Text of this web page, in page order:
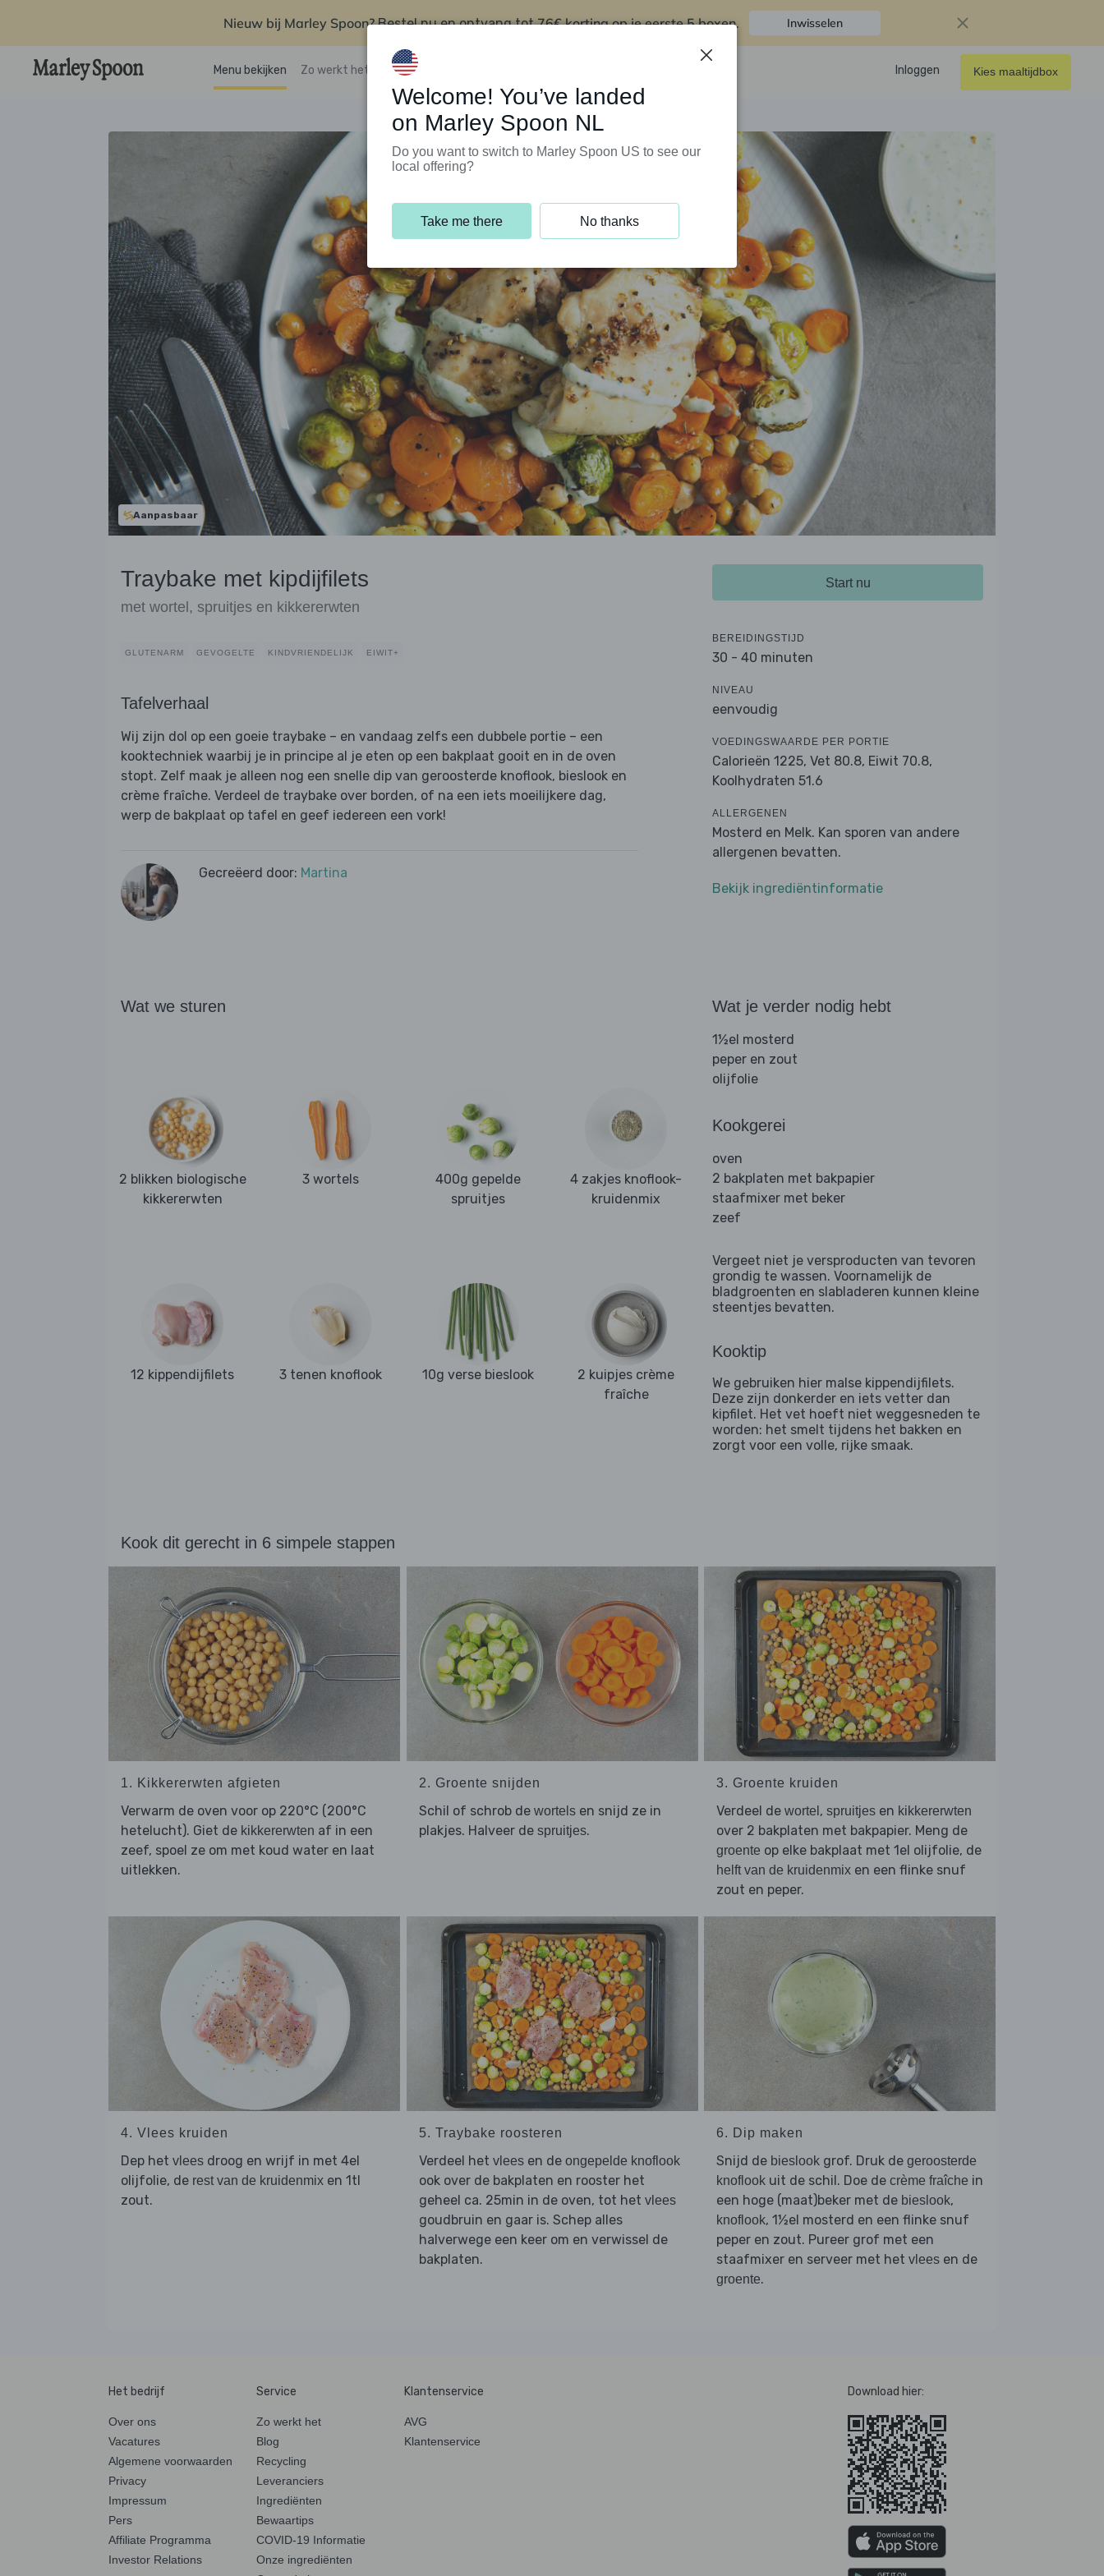
Nieuw bij Marley Spoon?Bestel nu en ontvang tot76€ korting op je eerste 5 boxen. Inwisselen
Menu bekijken Zo werkt het Klantenservice Inloggen Kies maaltijdbox
Aanpasbaar
Traybake met kipdijfilets
met wortel, spruitjes en kikkererwten
GLUTENARM GEVOGELTE KINDVRIENDELIJK EIWIT+
Tafelverhaal
Wij zijn dol op een goeie traybake – en vandaag zelfs een dubbele portie – een
kooktechniek waarbij je in principe al je eten op een bakplaat gooit en in de oven
stopt. Zelf maak je alleen nog een snelle dip van geroosterde knoflook, bieslook en
crème fraîche. Verdeel de traybake over borden, of na een iets moeilijkere dag,
werp de bakplaat op tafel en geef iedereen een vork!
Gecreëerd door: Martina
Start nu
BEREIDINGSTIJD
30 - 40 minuten
NIVEAU
eenvoudig
VOEDINGSWAARDE PER PORTIE
Calorieën 1225, Vet 80.8, Eiwit 70.8,
Koolhydraten 51.6
ALLERGENEN
Mosterd en Melk. Kan sporen van andere
allergenen bevatten.
Bekijk ingrediëntinformatie
Wat we sturen
2 blikken biologische
kikkererwten
3 wortels
400g gepelde
spruitjes
4 zakjes knoflook-
kruidenmix
12 kippendijfilets 3 tenen knoflook 10g verse bieslook
2 kuipjes crème
fraîche
Wat je verder nodig hebt
1½el mosterd
peper en zout
olijfolie
Kookgerei
oven
2 bakplaten met bakpapier
staafmixer met beker
zeef
Vergeet niet je versproducten van tevoren
grondig te wassen. Voornamelijk de
bladgroenten en slabladeren kunnen kleine
steentjes bevatten.
Kooktip
We gebruiken hier malse kippendijfilets.
Deze zijn donkerder en iets vetter dan
kipfilet. Het vet hoeft niet weggesneden te
worden: het smelt tijdens het bakken en
zorgt voor een volle, rijke smaak.
Kook dit gerecht in 6 simpele stappen
1. Kikkererwten afgieten
Verwarm de oven voor op 220°C (200°C
hetelucht). Giet de kikkererwten af in een
zeef, spoel ze om met koud water en laat
uitlekken.
2. Groente snijden
Schil of schrob de wortelsen snijd ze in
plakjes. Halveer de spruitjes.
3. Groente kruiden
Verdeel de wortel , spruitjes en kikkererwten
over 2 bakplaten met bakpapier. Meng de
groente op elke bakplaat met 1el olijfolie, de
helft van de kruidenmix en een flinke snuf
zout en peper.
4. Vlees kruiden
Dep het vlees droog en wrijf in met 4el
olijfolie, de rest van de kruidenmix en 1tl
zout.
5. Traybake roosteren
Verdeel het vleesen de ongepelde knoflook
ook over de bakplaten en rooster het
geheel ca. 25min in de oven, tot het vlees
goudbruin en gaar is. Schep alles
halverwege een keer om en verwissel de
bakplaten.
6. Dip maken
Snijd de bieslook grof. Druk de geroosterde
knoflook uit de schil. Doe de crème fraîche in
een hoge (maat)beker met de bieslook,
knoflook, 1½el mosterd en een flinke snuf
peper en zout. Pureer grof met een
staafmixer en serveer met het vlees en de
groente.
Het bedrijf
Over ons
Vacatures
Algemene voorwaarden
Privacy
Impressum
Pers
Affiliate Programma
Investor Relations
Service
Zo werkt het
Blog
Recycling
Leveranciers
Ingrediënten
Bewaartips
COVID-19 Informatie
Onze ingrediënten
Klantenservice
AVG
Klantenservice
Download hier:
Welcome! You’ve landed
on Marley Spoon NL
Do you want to switch to Marley Spoon US to see our
local offering?
Take me there No thanks